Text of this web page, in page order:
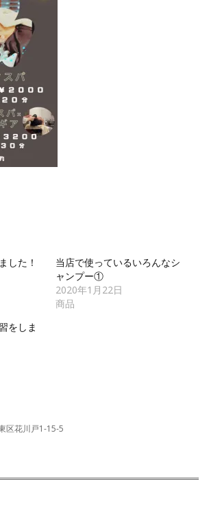
した！
当店で使っているいろんなシ
ャンプー①
2020年1月22日
商品
をしま
区花川戸1-15-5